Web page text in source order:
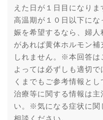
えた日が１日目になり
高温期が１０日以下に
娠を希望するなら、婦
があれば黄体ホルモン
しれません。※本回答は
よっては必ずしも適切
くまでもご参考情報と
治療等に関する情報は主
い。※気になる症状に関
相談ください。